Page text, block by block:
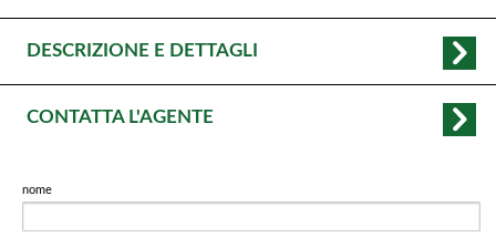
DESCRIZIONE E DETTAGLI
CONTATTA L'AGENTE
nome